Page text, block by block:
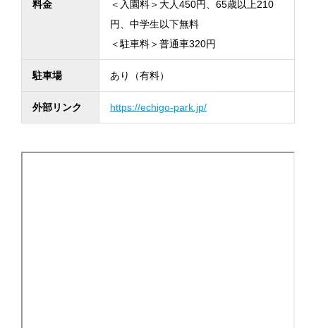
料金
＜入園料＞大人450円、65歳以上210
円、中学生以下無料
＜駐車料＞普通車320円
駐車場 あり（有料）
外部リンク https://echigo-park.jp/